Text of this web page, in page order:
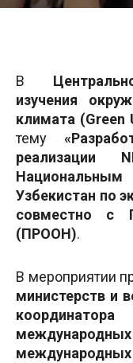
В
изучения
климата (Green
тему
реализации
Узбекистан по
совместно с
(ПРООН).
В мероприятии
министерств и